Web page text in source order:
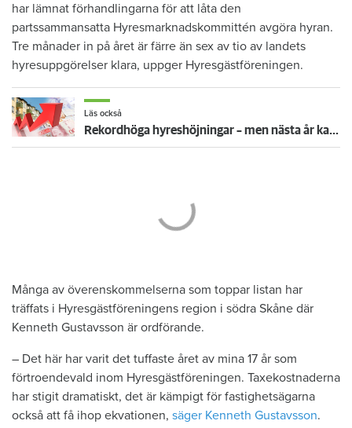
har lämnat förhandlingarna för att låta den
partssammansatta Hyresmarknadskommittén avgöra hyran.
Tre månader in på året är färre än sex av tio av landets
hyresuppgörelser klara, uppger Hyresgästföreningen.
Läs också
Rekordhöga hyreshöjningar – men nästa år kan bli ännu värre
Många av överenskommelserna som toppar listan har
träffats i Hyresgästföreningens region i södra Skåne där
Kenneth Gustavsson är ordförande.
– Det här har varit det tuffaste året av mina 17 år som
förtroendevald inom Hyresgästföreningen. Taxekostnaderna
har stigit dramatiskt, det är kämpigt för fastighetsägarna
också att få ihop ekvationen, säger Kenneth Gustavsson.